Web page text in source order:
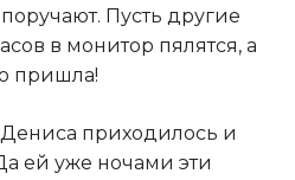
Пусть другие
в монитор пялятся, а
пришла!
приходилось и
ей уже ночами эти